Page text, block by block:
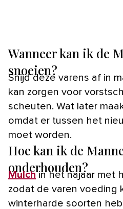
Wanneer kan ik de
snoeien?
Snijd deze varens af in
kan zorgen voor
scheuten. Wat later
omdat er tussen het
moet worden.
Hoe kan ik de
onderhouden?
Mulchin het najaar met
zodat de varen voeding
winterharde soorten